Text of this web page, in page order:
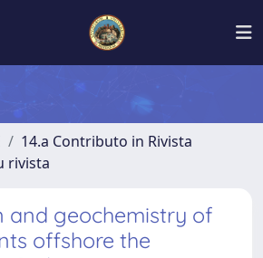
14.a Contributo in Rivista
rivista
and geochemistry of
offshore the